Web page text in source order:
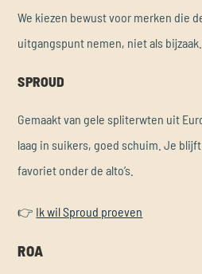
We kiezen bewust voor merken die
uitgangspunt nemen, niet als bijzaak.
SPROUD
Gemaakt van gele spliterwten uit
laag in suikers, goed schuim. Je
favoriet onder de alto’s.
👉 Ik wil Sproud proeven
ROA